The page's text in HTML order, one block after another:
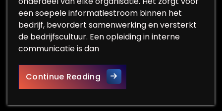
een soepele informatiestroom binnen het
bedrijf, bevordert samenwerking en versterkt
de bedrijfscultuur. Een opleiding in interne
communicatie is dan
Continue ReadingVerbeter je